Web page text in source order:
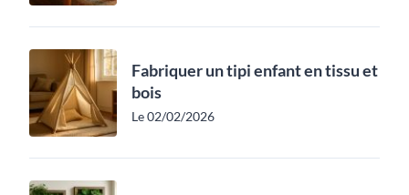
Fabriquer un tipi enfant en tissu et
bois
Le 02/02/2026